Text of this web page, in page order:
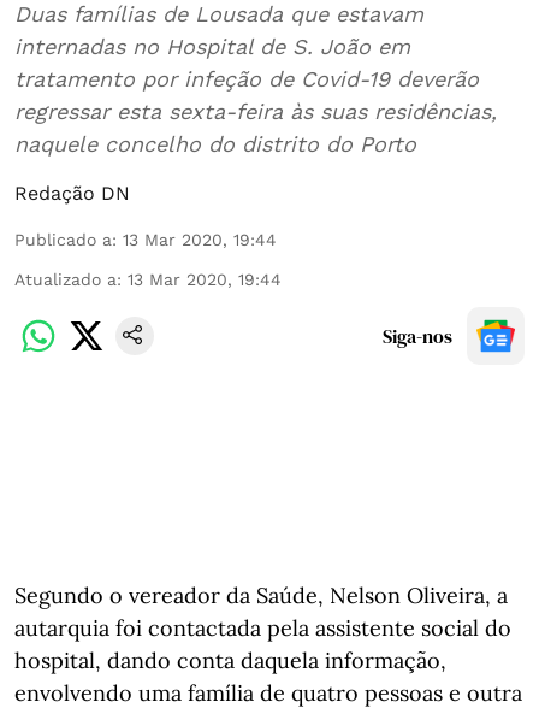
Duas famílias de Lousada que estavam
internadas no Hospital de S. João em
tratamento por infeção de Covid-19 deverão
regressar esta sexta-feira às suas residências,
naquele concelho do distrito do Porto
Redação DN
Publicado a: 13 Mar 2020, 19:44
Atualizado a: 13 Mar 2020, 19:44
Siga-nos
Segundo o vereador da Saúde, Nelson Oliveira, a
autarquia foi contactada pela assistente social do
hospital, dando conta daquela informação,
envolvendo uma família de quatro pessoas e outra